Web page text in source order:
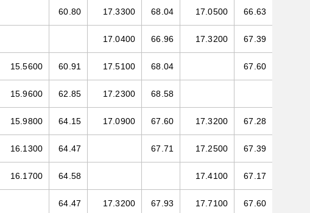
60.80 17.3300 68.04 17.0500 66.63
17.0400 66.96 17.3200 67.39
15.5600 60.91 17.5100 68.04 67.60
15.9600 62.85 17.2300 68.58
15.9800 64.15 17.0900 67.60 17.3200 67.28
16.1300 64.47 67.71 17.2500 67.39
16.1700 64.58 17.4100 67.17
64.47 17.3200 67.93 17.7100 67.60